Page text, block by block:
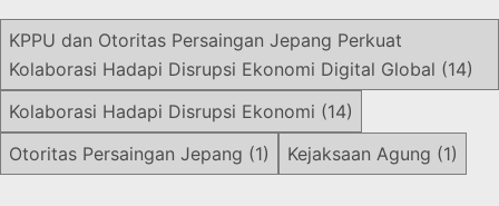
KPPU dan Otoritas Persaingan Jepang Perkuat
Kolaborasi Hadapi Disrupsi Ekonomi Digital Global (14)
Kolaborasi Hadapi Disrupsi Ekonomi (14)
Otoritas Persaingan Jepang (1) Kejaksaan Agung (1)